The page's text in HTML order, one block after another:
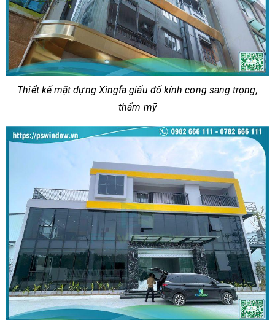
Thiết kế mặt dựng Xingfa giấu đố kính cong sang trọng,
thẩm mỹ